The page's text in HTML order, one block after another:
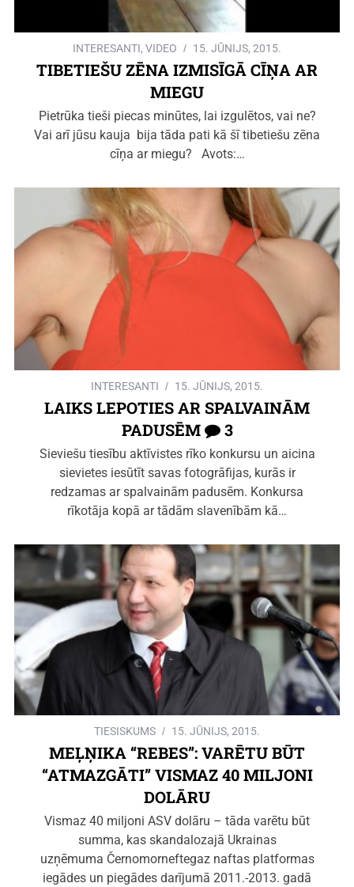
INTERESANTI, VIDEO 15. JŪNIJS, 2015.
TIBETIEŠU ZĒNA IZMISĪGĀ CĪŅA AR
MIEGU
Pietrūka tieši piecas minūtes, lai izgulētos, vai ne?
Vai arī jūsu kauja bija tāda pati kā šī tibetiešu zēna
cīņa ar miegu? Avots:…
INTERESANTI 15. JŪNIJS, 2015.
LAIKS LEPOTIES AR SPALVAINĀM
PADUSĒM
3
Sieviešu tiesību aktīvistes rīko konkursu un aicina
sievietes iesūtīt savas fotogrāfijas, kurās ir
redzamas ar spalvainām padusēm. Konkursa
rīkotāja kopā ar tādām slavenībām kā…
TIESISKUMS 15. JŪNIJS, 2015.
MEĻŅIKA “REBES”: VARĒTU BŪT
“ATMAZGĀTI” VISMAZ 40 MILJONI
DOLĀRU
Vismaz 40 miljoni ASV dolāru – tāda varētu būt
summa, kas skandalozajā Ukrainas
uzņēmuma Černomorneftegaz naftas platformas
iegādes un piegādes darījumā 2011.-2013. gadā